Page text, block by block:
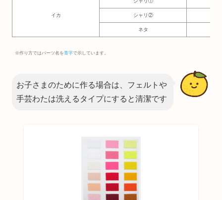
イカ シャリ②
ネタ
※作り方ではパーツ名を青字で示しています。
お子さまのために作る場合は、フェルトや
手芸わたは洗えるタイプにすると清潔です